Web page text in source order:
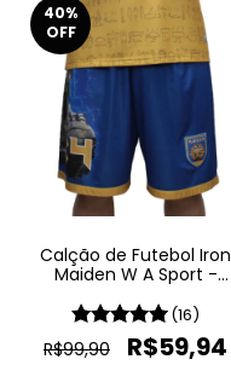
40%
OFF
Calção de Futebol Iron
Maiden W A Sport -
(16)
R$99,90 R$59,94